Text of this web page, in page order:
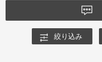
絞り込み